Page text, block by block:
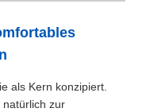
als Kern konzipiert.
natürlich zur